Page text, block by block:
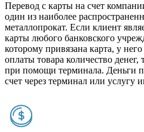
Перевод с карты на счет
один из наиболее
металлопрокат. Если клиент
карты любого банковского
которому привязана карта, у
оплаты товара количество
при помощи терминала. Деньги
счет через терминал или услугу